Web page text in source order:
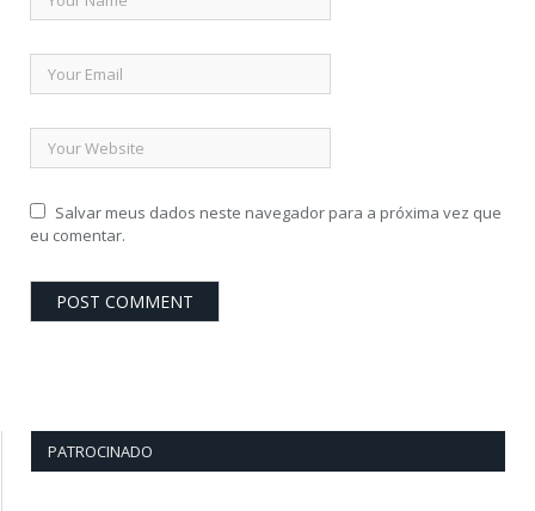
Salvar meus dados neste navegador para a próxima vez que
eu comentar.
PATROCINADO